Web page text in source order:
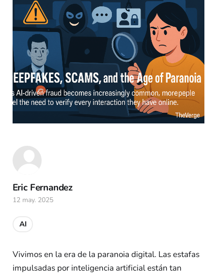
Vivimos en la era de la paranoia digital. Las estafas
impulsadas por inteligencia artificial están tan
Eric Fernandez
12 may. 2025
AI